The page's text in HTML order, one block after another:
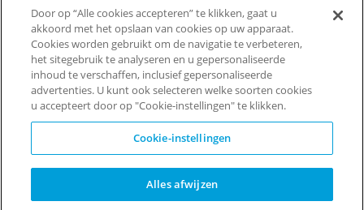
20,000+
Kortingscodes
Live more. Spend less.
© Copyright Invitation Digital Ltd. Alle rechten voorbehouden
Door op “Alle cookies accepteren” te klikken, gaat u
akkoord met het opslaan van cookies op uw apparaat.
Cookies worden gebruikt om de navigatie te verbeteren,
het sitegebruik te analyseren en u gepersonaliseerde
inhoud te verschaffen, inclusief gepersonaliseerde
advertenties. U kunt ook selecteren welke soorten cookies
u accepteert door op "Cookie-instellingen" te klikken.
Cookie-instellingen
Alles afwijzen